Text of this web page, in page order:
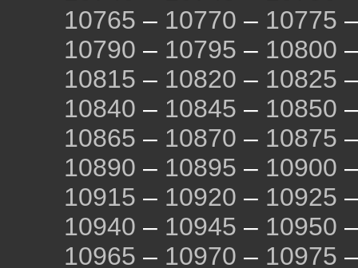
10765 – 10770 – 10775
10790 – 10795 – 10800
10815 – 10820 – 10825
10840 – 10845 – 10850
10865 – 10870 – 10875
10890 – 10895 – 10900
10915 – 10920 – 10925
10940 – 10945 – 10950
10965 – 10970 – 10975